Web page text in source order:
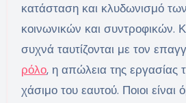
κατάσταση και κλυδωνισμό
κοινωνικών και συντροφικών.
συχνά ταυτίζονται με τον
ρόλο, η απώλεια της εργασίας
χάσιμο του εαυτού. Ποιοι είναι